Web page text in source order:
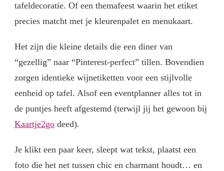
tafeldecoratie. Of een themafeest waarin het etiket
precies matcht met je kleurenpalet en menukaart.
Het zijn die kleine details die een diner van
“gezellig” naar “Pinterest-perfect” tillen. Bovendien
zorgen identieke wijnetiketten voor een stijlvolle
eenheid op tafel. Alsof een eventplanner alles tot in
de puntjes heeft afgestemd (terwijl jij het gewoon bij
Kaartje2go deed).
Je klikt een paar keer, sleept wat tekst, plaatst een
foto die het net tussen chic en charmant houdt… en